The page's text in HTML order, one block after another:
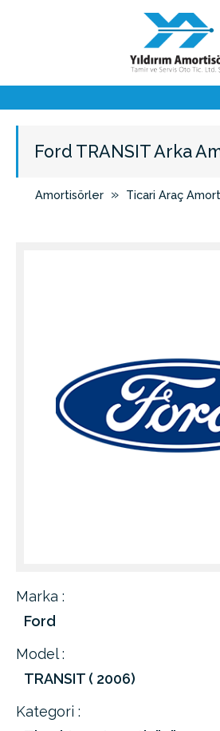
Ford TRANSIT Arka
Amortisörler » Ticari Araç
Marka :
Ford
Model :
TRANSIT ( 2006)
Kategori :